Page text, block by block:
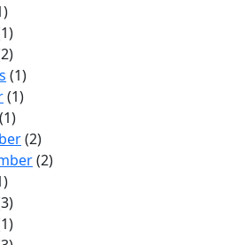
(1)
(1)
(1)
(2)
(2)